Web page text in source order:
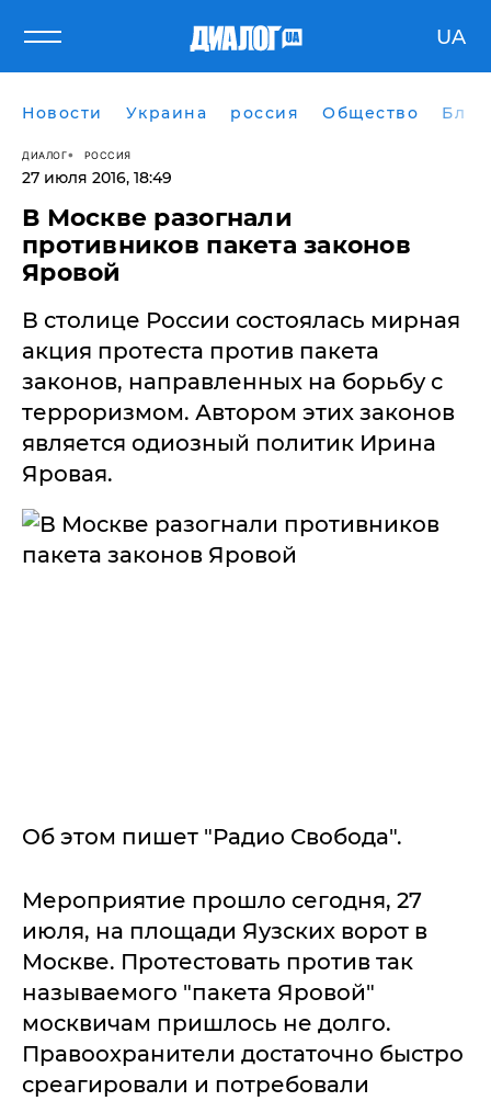
UA
Новости Украина россия Общество
ДИАЛОГ РОССИЯ
27 июля 2016, 18:49
В Москве разогнали
противников пакета законов
Яровой
В столице России состоялась мирная
акция протеста против пакета
законов, направленных на борьбу с
терроризмом. Автором этих законов
является одиозный политик Ирина
Яровая.
Об этом пишет "Радио Свобода".
Мероприятие прошло сегодня, 27
июля, на площади Яузских ворот в
Москве. Протестовать против так
называемого "пакета Яровой"
москвичам пришлось не долго.
Правоохранители достаточно быстро
среагировали и потребовали